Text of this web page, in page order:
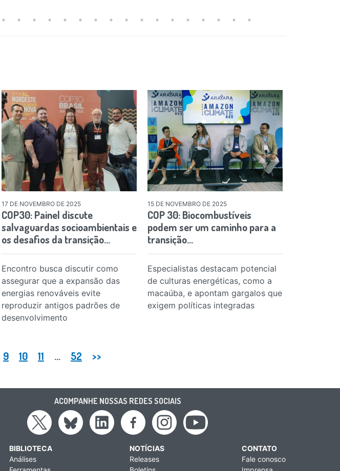
17 DE NOVEMBRO DE 2025
COP30: Painel discute
salvaguardas socioambientais e
os desafios da transição…
Encontro busca discutir como
assegurar que a expansão das
energias renováveis evite
reproduzir antigos padrões de
desenvolvimento
15 DE NOVEMBRO DE 2025
COP 30: Biocombustíveis
podem ser um caminho para a
transição…
Especialistas destacam potencial
de culturas energéticas, como a
macaúba, e apontam gargalos que
exigem políticas integradas
9 10 11 … 52 >>
ACOMPANHE NOSSAS REDES SOCIAIS
BIBLIOTECA
Análises
NOTÍCIAS
Releases
CONTATO
Fale conosco